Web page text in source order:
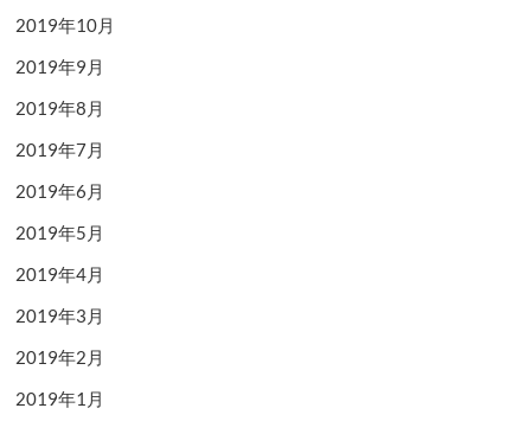
2019年10月
2019年9月
2019年8月
2019年7月
2019年6月
2019年5月
2019年4月
2019年3月
2019年2月
2019年1月